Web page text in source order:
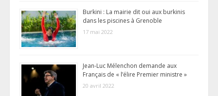
Burkini : La mairie dit oui aux burkinis
dans les piscines à Grenoble
17 mai 2022
Jean-Luc Mélenchon demande aux
Français de « l’élire Premier ministre »
20 avril 2022